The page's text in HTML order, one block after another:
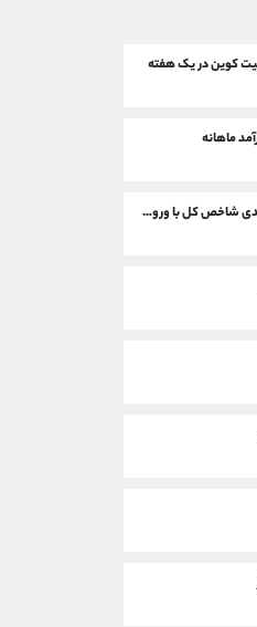
بورس 9 تیر 1405؛ رشد 68 هزار واحدی شاخص کل با ورود 3 همت پول حقیقی